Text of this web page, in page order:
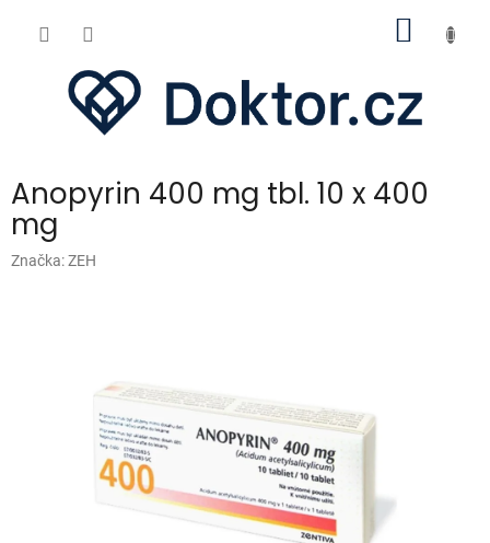
Anopyrin 400 mg tbl. 10 x 400
mg
Značka:ZEH